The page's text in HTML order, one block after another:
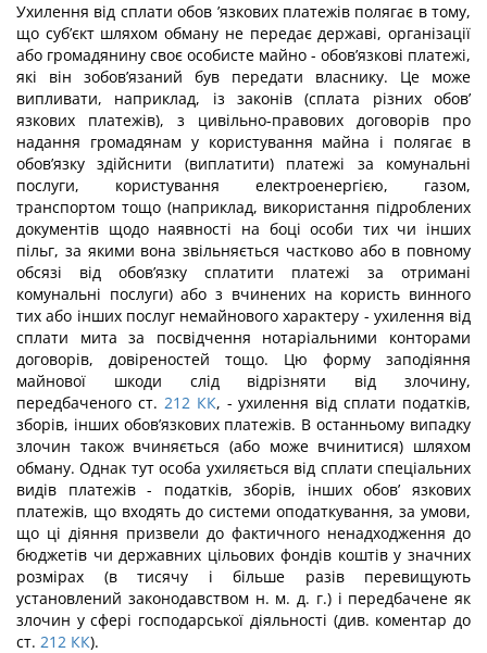
Ухилення від сплати обов ’язкових платежів полягає в тому,
що суб’єкт шляхом об­ману не передає державі, організації
або громадянину своє особисте майно - обов’язкові платежі,
які він зобов’язаний був передати власнику. Це може
випливати, наприклад, із законів (сплата різних обов’
язкових платежів), з цивільно-правових договорів про
надан­ня громадянам у користування майна і полягає в
обов’язку здійснити (виплатити) платежі за комунальні
послуги, користування електроенергією, газом,
транспортом тощо (напри­клад, використання підроблених
документів щодо наявності на боці особи тих чи інших
пільг, за якими вона звільняється частково або в повному
обсязі від обов’язку сплатити платежі за отримані
комунальні послуги) або з вчинених на користь винного
тих або інших послуг немайнового характеру - ухилення від
сплати мита за посвідчення нотаріальними конторами
договорів, довіреностей тощо. Цю форму заподіяння
майнової шкоди слід від­різняти від злочину,
передбаченого ст. 212 КК, - ухилення від сплати податків,
зборів, інших обов’язкових платежів. В останньому випадку
злочин також вчиняється (або може вчинитися) шляхом
обману. Однак тут особа ухиляється від сплати спеціальних
видів платежів - податків, зборів, інших обов’ язкових
платежів, що входять до системи опо­даткування, за умови,
що ці діяння призвели до фактичного ненадходження до
бюджетів чи державних цільових фондів коштів у значних
розмірах (в тисячу і більше разів пере­вищують
установлений законодавством н. м. д. г.) і передбачене як
злочин у сфері госпо­дарської діяльності (див. коментар до
ст. 212 КК).